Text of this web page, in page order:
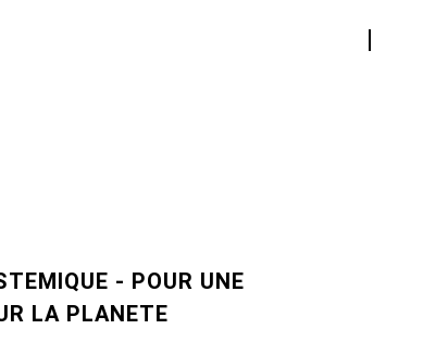
- POUR UNE
LA PLANETE